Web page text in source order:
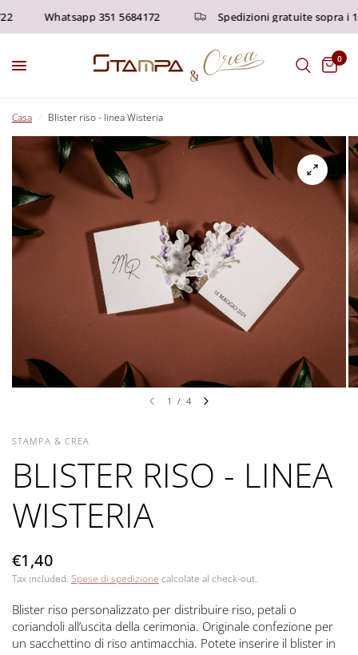
Whatsapp 351 5684172 Spedizioni gratuite sopra i
0
Casa / Blister riso - linea Wisteria
1 / 4
STAMPA & CREA
BLISTER RISO - LINEA
WISTERIA
€1,40
Tax included. Spese di spedizione calcolate al check-out.
Blister riso personalizzato per distribuire riso, petali o
coriandoli all’uscita della cerimonia. Originale confezione per
un sacchettino di riso antimacchia. Potete inserire il blister in